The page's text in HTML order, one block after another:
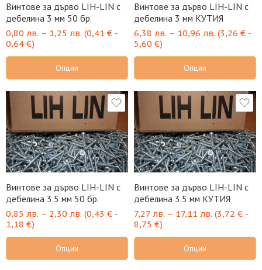
Винтове за дърво LIH-LIN с
дебелина 3 мм 50 бр.
0,80 лв. – 1,25 лв. (0,41 € -
0,64 €)
Опции
Винтове за дърво LIH-LIN с
дебелина 3 мм КУТИЯ
6,38 лв. – 10,96 лв. (3,26 € -
5,60 €)
Опции
Винтове за дърво LIH-LIN с
дебелина 3.5 мм 50 бр.
0,85 лв. – 2,30 лв. (0,43 € -
1,18 €)
Опции
Винтове за дърво LIH-LIN с
дебелина 3.5 мм КУТИЯ
7,27 лв. – 17,11 лв. (3,72 € -
8,75 €)
Опции